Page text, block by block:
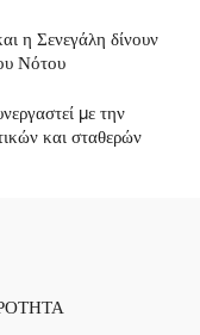
η Σενεγάλη δίνουν
Νότου
με την
και σταθερών